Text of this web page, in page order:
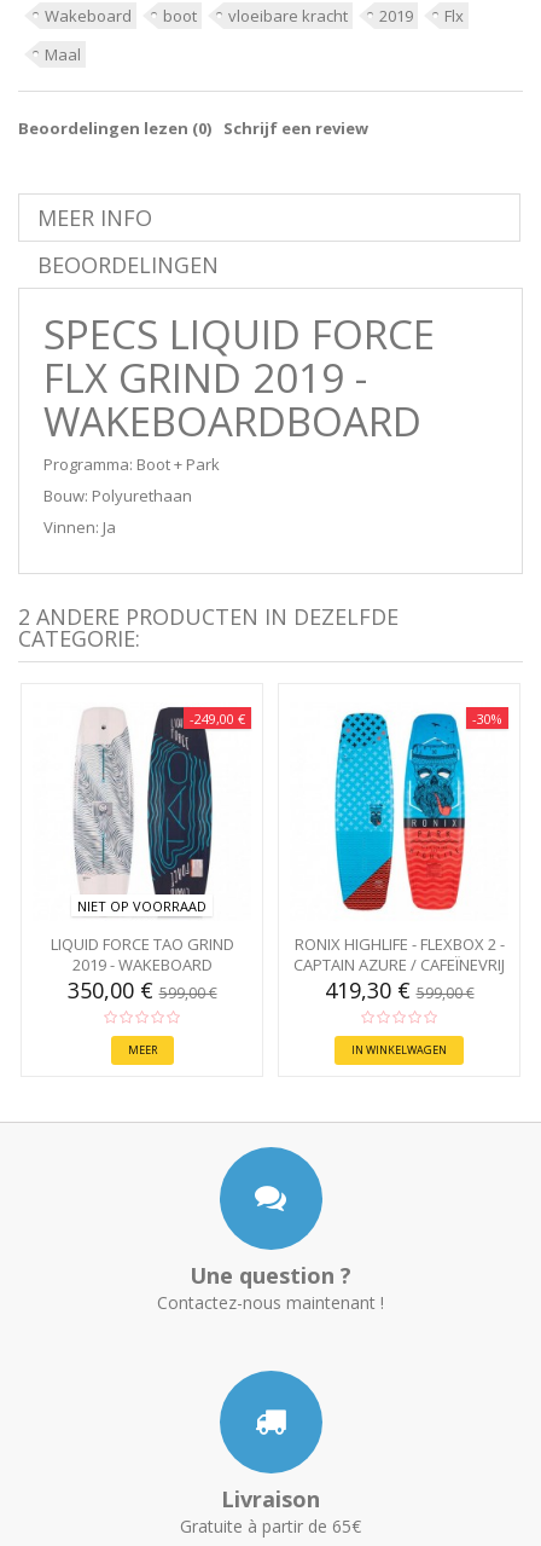
Wakeboard boot vloeibare kracht 2019
Flx
Maal
Beoordelingen lezen (0) Schrijf een review
MEER INFO
BEOORDELINGEN
SPECS LIQUID FORCE
FLX GRIND 2019 -
WAKEBOARDBOARD
Programma: Boot + Park
Bouw: Polyurethaan
Vinnen: Ja
2 ANDERE PRODUCTEN IN DEZELFDE
CATEGORIE:
-249,00 €
NIET OP VOORRAAD
LIQUID FORCE TAO GRIND
2019 - WAKEBOARD
350,00 €599,00 €
MEER
-30%
RONIX HIGHLIFE - FLEXBOX 2 -
CAPTAIN AZURE / CAFEÏNEVRIJ
145
419,30 €599,00 €
IN WINKELWAGEN
Une question ?
Contactez-nous maintenant !
Livraison
Gratuite à partir de 65€